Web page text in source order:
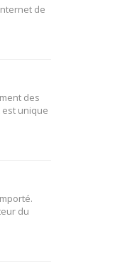
de
des
unique
du